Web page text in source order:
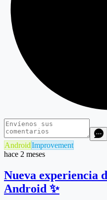
AndroidImprovement
hace 2 meses
Nueva experiencia
Android ✨